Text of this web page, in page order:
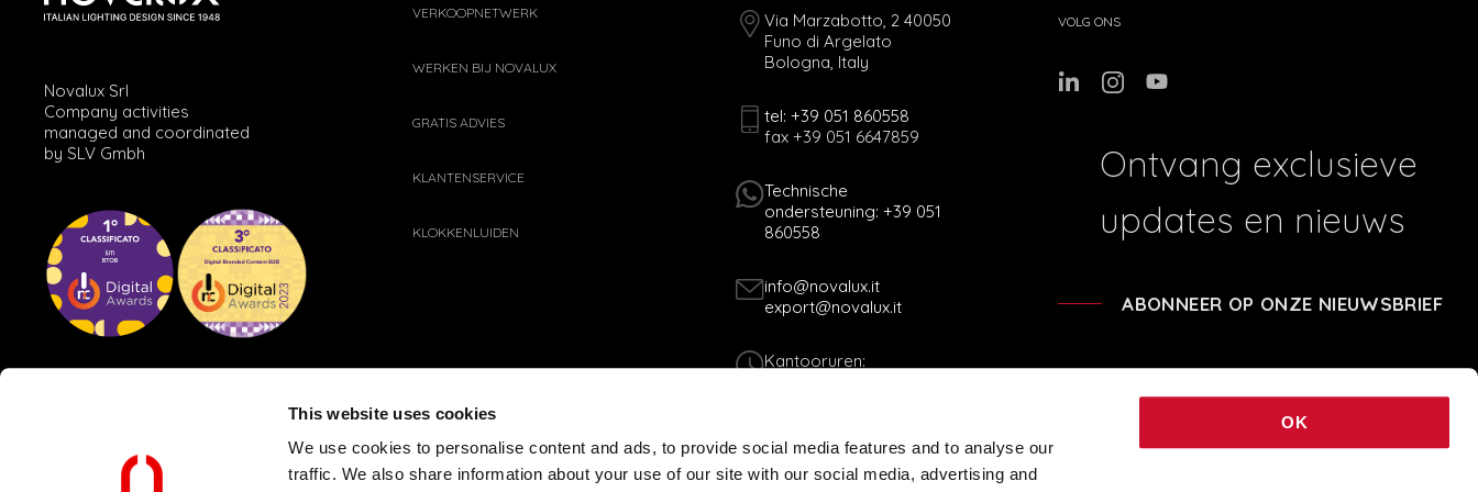
This website uses cookies
We use cookies to personalise content and ads, to provide social media features and to analyse our
traffic. We also share information about your use of our site with our social media, advertising and
OK
Novalux Srl
Company activities
managed and coordinated
by SLV Gmbh
VERKOOPNETWERK
WERKEN BIJ NOVALUX
GRATIS ADVIES
KLANTENSERVICE
KLOKKENLUIDEN
Via Marzabotto, 2 40050
Funo di Argelato
Bologna, Italy
tel: +39 051 860558
fax +39 051 6647859
Technische
ondersteuning: +39 051
860558
info@novalux.it
export@novalux.it
Kantooruren:
VOLG ONS
Ontvang exclusieve
updates en nieuws
ABONNEER OP ONZE NIEUWSBRIEF
Tax Code 01170060378 - VAT N. 00536541204 - REA BO-239674 - SHARE CAPITAL € 248.040,00 © 2021 COPYRIGHT